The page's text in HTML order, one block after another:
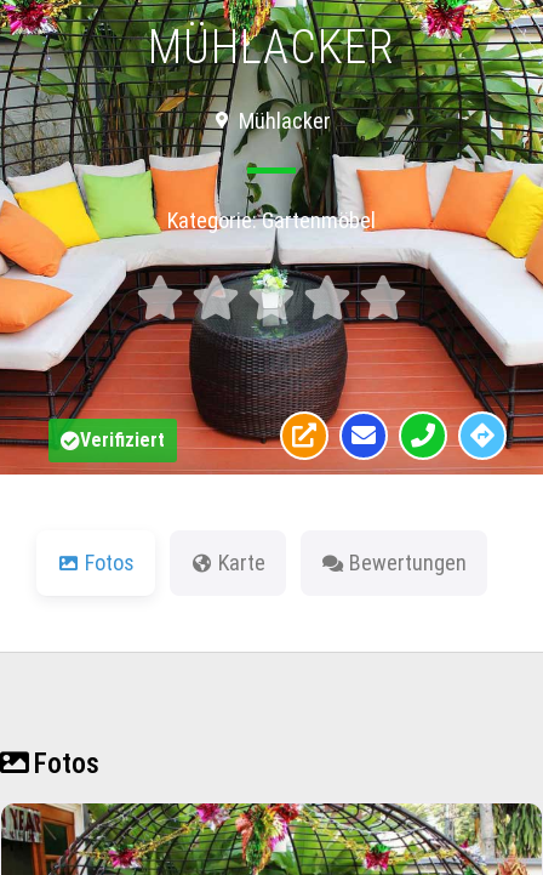
MÜHLACKER
Mühlacker
Kategorie:Gartenmöbel

Verifiziert
Fotos Karte Bewertungen
Fotos